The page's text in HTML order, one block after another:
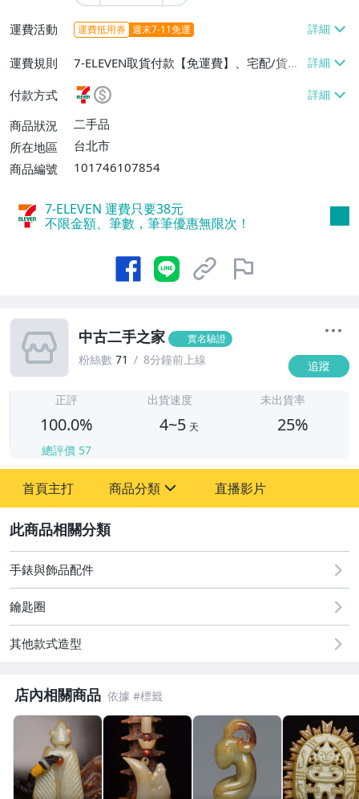
運費活動 運費抵用券 週末7-11免運
運費規則
7-ELEVEN取貨付款【免運費】、宅配/貨運
【免運費】
付款方式
商品狀況
二手品
所在地區
台北市
商品編號
101746107854
7-ELEVEN 運費只要38元
不限金額、筆數，筆筆優惠無限次！
中古二手之家 實名驗證
粉絲數 71 8分鐘前上線 追蹤
正評
100.0%
總評價 57
出貨速度
4~5 天
未出貨率
25%
首頁主打 商品分類
古董、藝術與礦石
居家、家具與園藝
女裝與服飾配件
直播影片
手錶與飾品配件
鑰匙圈
其他款式造型
店內相關商品